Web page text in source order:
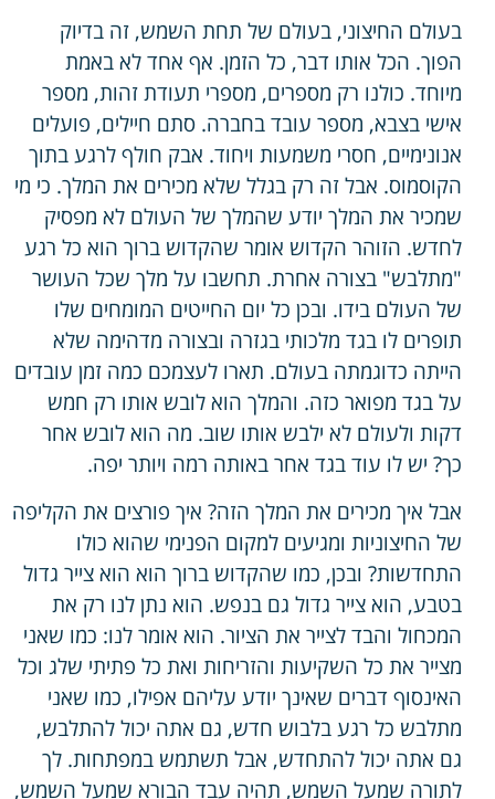
בעולם החיצוני, בעולם של תחת השמש, זה בדיוק
הפוך. הכל אותו דבר, כל הזמן. אף אחד לא באמת
מיוחד. כולנו רק מספרים, מספרי תעודת זהות, מספר
אישי בצבא, מספר עובד בחברה. סתם חיילים, פועלים
אנונימיים, חסרי משמעות ויחוד. אבק חולף לרגע בתוך
הקוסמוס. אבל זה רק בגלל שלא מכירים את המלך. כי מי
שמכיר את המלך יודע שהמלך של העולם לא מפסיק
לחדש. הזוהר הקדוש אומר שהקדוש ברוך הוא כל רגע
"מתלבש" בצורה אחרת. תחשבו על מלך שכל העושר
של העולם בידו. ובכן כל יום החייטים המומחים שלו
תופרים לו בגד מלכותי בגזרה ובצורה מדהימה שלא
הייתה כדוגמתה בעולם. תארו לעצמכם כמה זמן עובדים
על בגד מפואר כזה. והמלך הוא לובש אותו רק חמש
דקות ולעולם לא ילבש אותו שוב. מה הוא לובש אחר
כך? יש לו עוד בגד אחר באותה רמה ויותר יפה.
אבל איך מכירים את המלך הזה? איך פורצים את הקליפה
של החיצוניות ומגיעים למקום הפנימי שהוא כולו
התחדשות? ובכן, כמו שהקדוש ברוך הוא הוא צייר גדול
בטבע, הוא צייר גדול גם בנפש. הוא נתן לנו רק את
המכחול והבד לצייר את הציור. הוא אומר לנו: כמו שאני
מצייר את כל השקיעות והזריחות ואת כל פתיתי שלג וכל
האינסוף דברים שאינך יודע עליהם אפילו, כמו שאני
מתלבש כל רגע בלבוש חדש, גם אתה יכול להתלבש,
גם אתה יכול להתחדש, אבל תשתמש במפתחות. לך
לתורה שמעל השמש, תהיה עבד הבורא שמעל השמש,